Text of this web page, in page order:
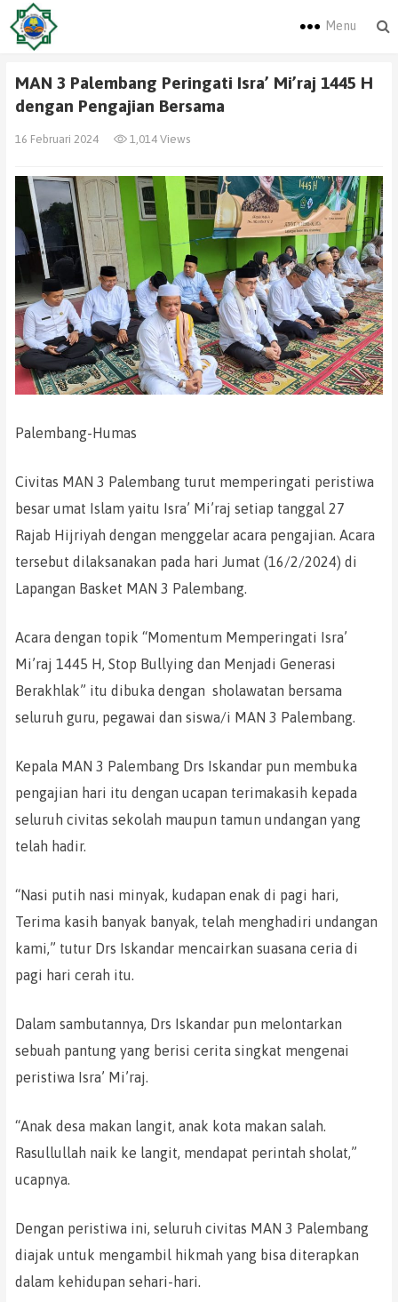
Menu
MAN 3 Palembang Peringati Isra’ Mi’raj 1445 H
dengan Pengajian Bersama
16 Februari 2024 1,014 Views
Palembang-Humas
Civitas MAN 3 Palembang turut memperingati peristiwa
besar umat Islam yaitu Isra’ Mi’raj setiap tanggal 27
Rajab Hijriyah dengan menggelar acara pengajian. Acara
tersebut dilaksanakan pada hari Jumat (16/2/2024) di
Lapangan Basket MAN 3 Palembang.
Acara dengan topik “Momentum Memperingati Isra’
Mi’raj 1445 H, Stop Bullying dan Menjadi Generasi
Berakhlak” itu dibuka dengan sholawatan bersama
seluruh guru, pegawai dan siswa/i MAN 3 Palembang.
Kepala MAN 3 Palembang Drs Iskandar pun membuka
pengajian hari itu dengan ucapan terimakasih kepada
seluruh civitas sekolah maupun tamun undangan yang
telah hadir.
“Nasi putih nasi minyak, kudapan enak di pagi hari,
Terima kasih banyak banyak, telah menghadiri undangan
kami,” tutur Drs Iskandar mencairkan suasana ceria di
pagi hari cerah itu.
Dalam sambutannya, Drs Iskandar pun melontarkan
sebuah pantung yang berisi cerita singkat mengenai
peristiwa Isra’ Mi’raj.
“Anak desa makan langit, anak kota makan salah.
Rasullullah naik ke langit, mendapat perintah sholat,”
ucapnya.
Dengan peristiwa ini, seluruh civitas MAN 3 Palembang
diajak untuk mengambil hikmah yang bisa diterapkan
dalam kehidupan sehari-hari.